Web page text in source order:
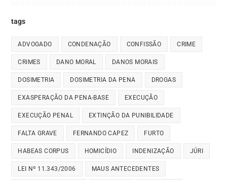
tags
ADVOGADO CONDENAÇÃO CONFISSÃO CRIME
CRIMES DANO MORAL DANOS MORAIS
DOSIMETRIA DOSIMETRIA DA PENA DROGAS
EXASPERAÇÃO DA PENA-BASE EXECUÇÃO
EXECUÇÃO PENAL EXTINÇÃO DA PUNIBILIDADE
FALTA GRAVE FERNANDO CAPEZ FURTO
HABEAS CORPUS HOMICÍDIO INDENIZAÇÃO JÚRI
LEI Nº 11.343/2006 MAUS ANTECEDENTES